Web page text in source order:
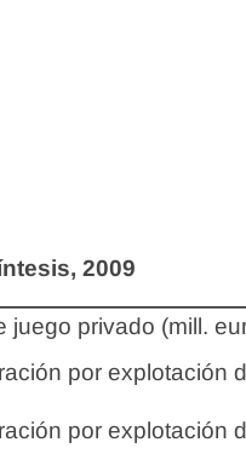
2009
juego privado (mill.
por explotación
por explotación